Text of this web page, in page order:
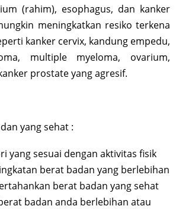
(rahim), esophagus, dan kanker
meningkatkan resiko terkena
kanker cervix, kandung empedu,
multiple myeloma, ovarium,
prostate yang agresif.
yang sehat :
yang sesuai dengan aktivitas fisik
berat badan yang berlebihan
berat badan yang sehat
badan anda berlebihan atau